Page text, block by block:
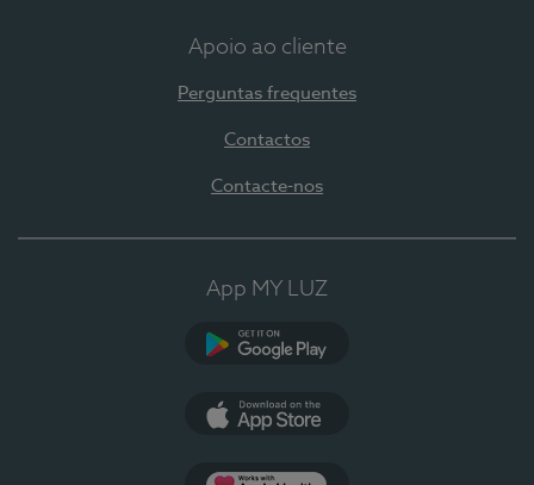
Apoio ao cliente
Perguntas frequentes
Contactos
Contacte-nos
App MY LUZ